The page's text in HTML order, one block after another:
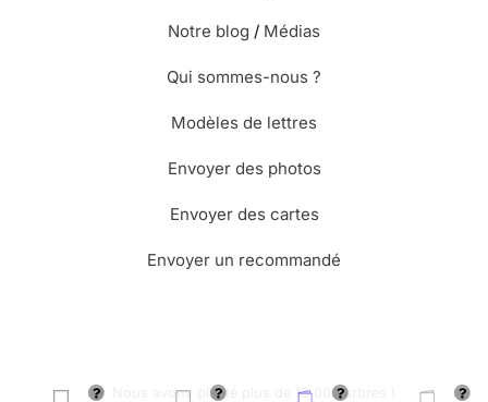
Notre blog / Médias
Qui sommes-nous ?
Modèles de lettres
Envoyer des photos
Envoyer des cartes
Envoyer un recommandé
🌳 Nous avons planté plus de 13.000 arbres !